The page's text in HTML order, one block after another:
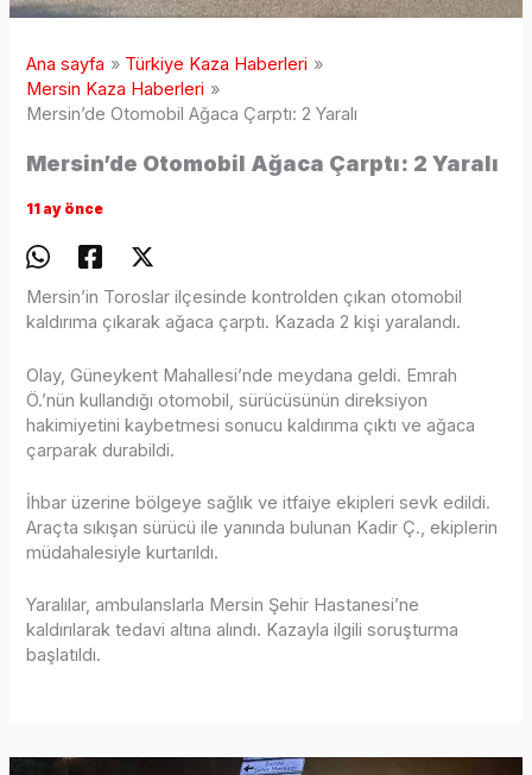
Ana sayfa
Türkiye Kaza Haberleri
Mersin Kaza Haberleri
Mersin’de Otomobil Ağaca Çarptı: 2 Yaralı
Mersin’de Otomobil Ağaca Çarptı: 2 Yaralı
11 ay önce
Mersin’in Toroslar ilçesinde kontrolden çıkan otomobil
kaldırıma çıkarak ağaca çarptı. Kazada 2 kişi yaralandı.
Olay, Güneykent Mahallesi’nde meydana geldi. Emrah
Ö.’nün kullandığı otomobil, sürücüsünün direksiyon
hakimiyetini kaybetmesi sonucu kaldırıma çıktı ve ağaca
çarparak durabildi.
İhbar üzerine bölgeye sağlık ve itfaiye ekipleri sevk edildi.
Araçta sıkışan sürücü ile yanında bulunan Kadir Ç., ekiplerin
müdahalesiyle kurtarıldı.
Yaralılar, ambulanslarla Mersin Şehir Hastanesi’ne
kaldırılarak tedavi altına alındı. Kazayla ilgili soruşturma
başlatıldı.